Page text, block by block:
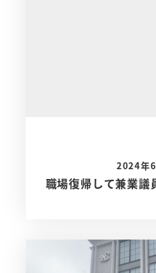
職場復帰して兼業議
2024年